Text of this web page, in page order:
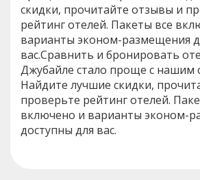
скидки, прочитайте отзывы и
рейтинг отелей. Пакеты все
варианты эконом-размещения
вас.Сравнить и бронировать
Джубайле стало проще с нашим
Найдите лучшие скидки,
проверьте рейтинг отелей.
включено и варианты эконом-
доступны для вас.